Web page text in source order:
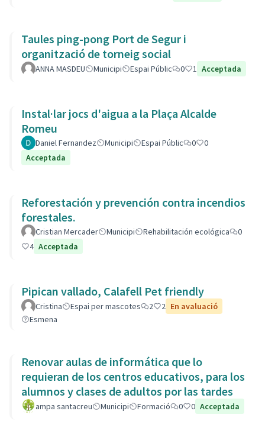
Taules ping-pong Port de Segur i
organització de torneig social
ANNA MASDEU Municipi Espai Públic 0 1 Acceptada
Instal·lar jocs d'aigua a la Plaça Alcalde
Romeu
Daniel Fernandez Municipi Espai Públic 0
0
Acceptada
Reforestación y prevención contra incendios
forestales.
Cristian Mercader Municipi Rehabilitación ecológica
0
4 Acceptada
Pipican vallado, Calafell Pet friendly
Cristina Espai per mascotes 2 2 En avaluació
Esmena
Renovar aulas de informática que lo
requieran de los centros educativos, para los
alumnos y clases de adultos por las tardes
ampa santacreu Municipi Formació 0 0 Acceptada